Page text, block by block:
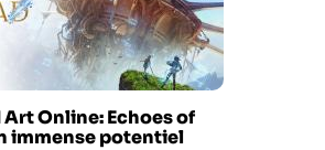
Art Online: Echoes of
immense potentiel